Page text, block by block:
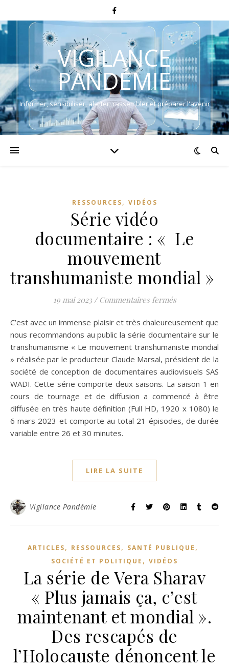
VIGILANCE
PANDÉMIE
Informer, sensibiliser, alerter, rassembler et préparer l'avenir
RESSOURCES, VIDÉOS
Série vidéo
documentaire : « Le
mouvement
transhumaniste mondial »
19 mai 2023 / Commentaires ferméssur Série
C’est avec un immense plaisir et très chaleureusement que
nous recommandons au public la série documentaire sur le
transhumanisme « Le mouvement transhumaniste mondial
» réalisée par le producteur Claude Marsal, président de la
société de conception de documentaires audiovisuels SAS
WADI. Cette série comporte deux saisons. La saison 1 en
cours de tournage et de diffusion a commencé à être
diffusée en très haute définition (Full HD, 1920 x 1080) le
6 mars 2023 et comporte au total 21 épisodes, de durée
variable entre 26 et 30 minutes.
LIRE LA SUITE
Vigilance Pandémie
ARTICLES, RESSOURCES, SANTÉ PUBLIQUE ,
SOCIÉTÉ ET POLITIQUE , VIDÉOS
La série de Vera Sharav
« Plus jamais ça, c’est
maintenant et mondial ».
Des rescapés de
l’Holocauste dénoncent le